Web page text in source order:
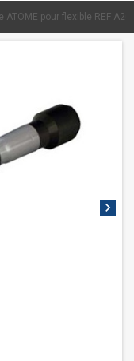
ATOME pour flexible REF
chevron_right